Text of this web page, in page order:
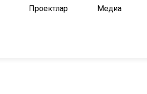
Проектлар Медиа